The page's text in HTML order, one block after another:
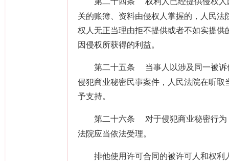
关的账簿、资料由侵权人掌握的，人民
权人无正当理由拒不提供或者不如实提
因侵权所获得的利益。
第二十五条
当事人以涉及同一被
侵犯商业秘密民事案件，人民法院在听
予支持。
第二十六条
对于侵犯商业秘密行
法院应当依法受理。
排他使用许可合同的被许可人和权利